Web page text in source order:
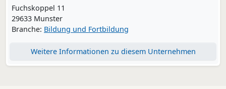
Fuchskoppel 11
29633 Munster
Branche: Bildung und Fortbildung
Weitere Informationen zu diesem Unternehmen